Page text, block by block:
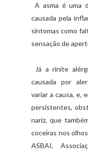
A asma é uma
causada pela
sintomas como
sensação de
Já a rinite
causada por
variar a causa, e,
persistentes,
nariz, que
coceiras nos
ASBAI,